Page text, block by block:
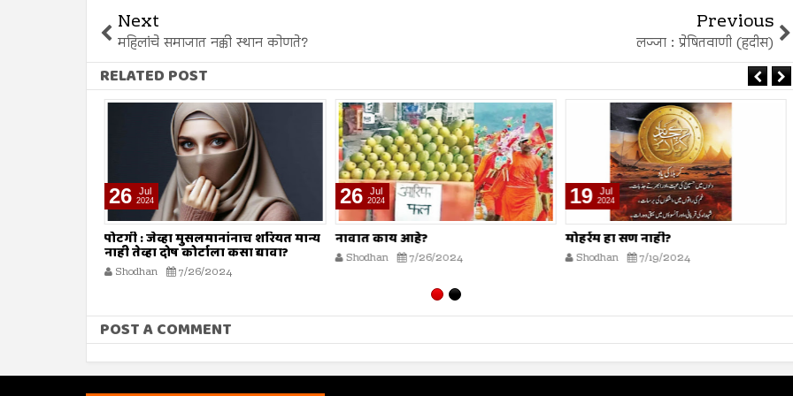
Next
महिलांचे समाजात नक्की स्थान कोणते?
Previous
लज्जा : प्रेषितवाणी (हदीस)
RELATED POST
26 Jul
2024
पोटगी : जेव्हा मुसलमानांनाच शरियत मान्य
नाही तेव्हा दोष कोर्टाला कसा द्यावा?
Shodhan 7/26/2024
26 Jul
2024
नावात काय आहे?
Shodhan 7/26/2024
19 Jul
2024
मोहर्रम हा सण नाही?
Shodhan 7/19/2024
POST A COMMENT